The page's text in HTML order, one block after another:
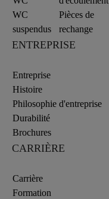
WC
suspendus
Pièces de
rechange
ENTREPRISE
Entreprise
Histoire
Philosophie d'entreprise
Durabilité
Brochures
CARRIÈRE
Carrière
Formation